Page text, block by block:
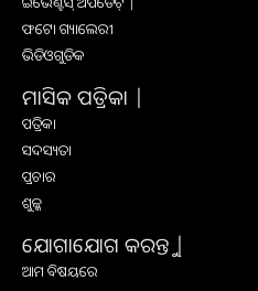
ଫଟୋ ଗ୍ୟାଲେରୀ
ଭିଡିଓଗୁଡିକ
ମାସିକ ପତ୍ରିକା |
ପତ୍ରିକା
ସଦସ୍ୟତା
ପ୍ରଚାର
ଶୁଳ୍କ
ଯୋଗାଯୋଗ କରନ୍ତୁ |
ଆମ ବିଷୟରେ